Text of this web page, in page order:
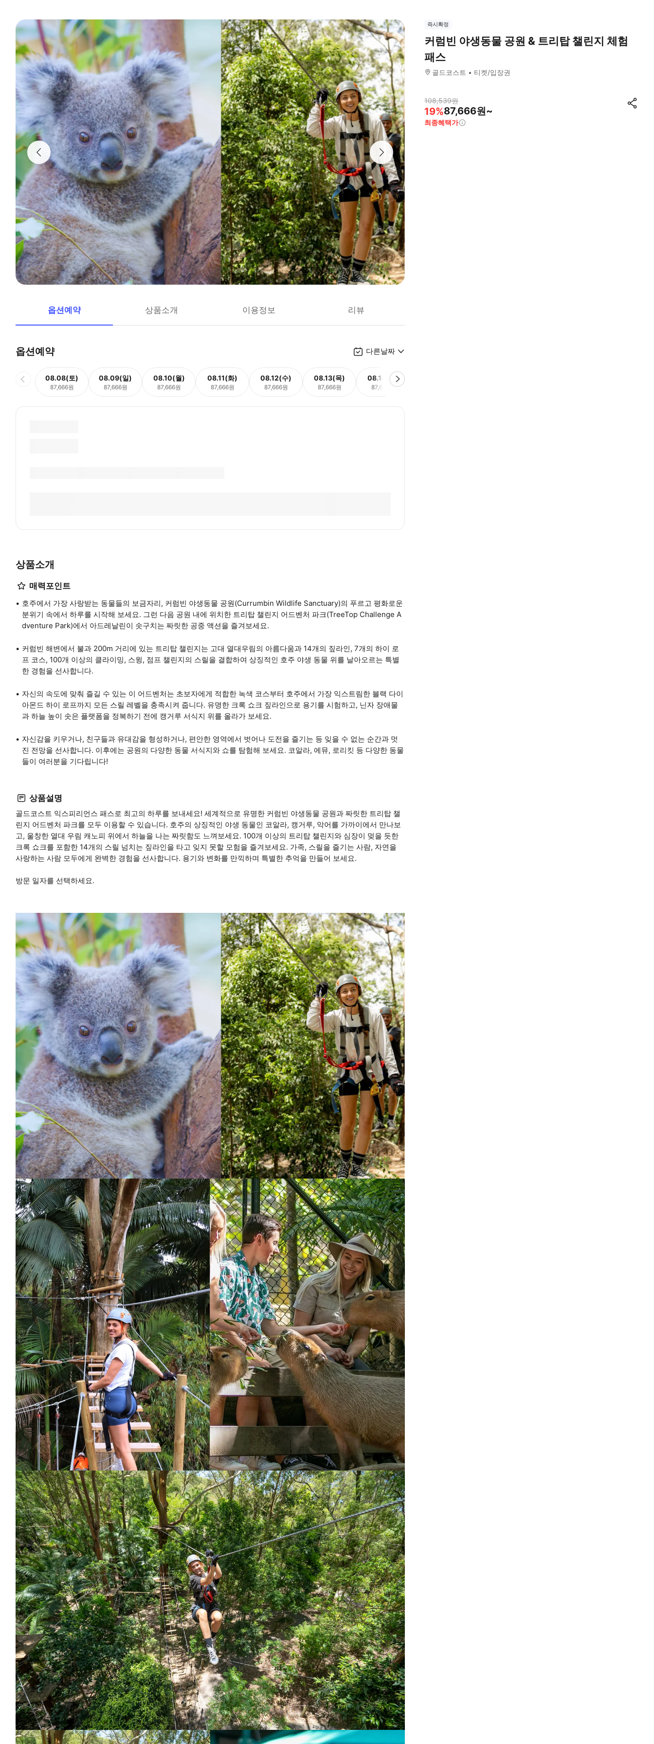
옵션예약 상품소개 이용정보 리뷰
옵션예약 다른날짜
08.08(토)
87,666원
08.09(일)
87,666원
08.10(월)
87,666원
08.11(화)
87,666원
08.12(수)
87,666원
08.13(목)
87,666원
08.14(금)
87,666원
상품소개
매력포인트
호주에서 가장 사랑받는 동물들의 보금자리, 커럼빈 야생동물 공원(Currumbin Wildlife Sanctuary)의 푸르고 평화로운
분위기 속에서 하루를 시작해 보세요. 그런 다음 공원 내에 위치한 트리탑 챌린지 어드벤처 파크(TreeTop Challenge A
dventure Park)에서 아드레날린이 솟구치는 짜릿한 공중 액션을 즐겨보세요.
커럼빈 해변에서 불과 200m 거리에 있는 트리탑 챌린지는 고대 열대우림의 아름다움과 14개의 짚라인, 7개의 하이 로
프 코스, 100개 이상의 클라이밍, 스윙, 점프 챌린지의 스릴을 결합하여 상징적인 호주 야생 동물 위를 날아오르는 특별
한 경험을 선사합니다.
자신의 속도에 맞춰 즐길 수 있는 이 어드벤처는 초보자에게 적합한 녹색 코스부터 호주에서 가장 익스트림한 블랙 다이
아몬드 하이 로프까지 모든 스릴 레벨을 충족시켜 줍니다. 유명한 크록 쇼크 짚라인으로 용기를 시험하고, 닌자 장애물
과 하늘 높이 솟은 플랫폼을 정복하기 전에 캥거루 서식지 위를 올라가 보세요.
자신감을 키우거나, 친구들과 유대감을 형성하거나, 편안한 영역에서 벗어나 도전을 즐기는 등 잊을 수 없는 순간과 멋
진 전망을 선사합니다. 이후에는 공원의 다양한 동물 서식지와 쇼를 탐험해 보세요. 코알라, 에뮤, 로리킷 등 다양한 동물
들이 여러분을 기다립니다!
상품설명
골드코스트 익스피리언스 패스로 최고의 하루를 보내세요! 세계적으로 유명한 커럼빈 야생동물 공원과 짜릿한 트리탑 챌
린지 어드벤처 파크를 모두 이용할 수 있습니다. 호주의 상징적인 야생 동물인 코알라, 캥거루, 악어를 가까이에서 만나보
고, 울창한 열대 우림 캐노피 위에서 하늘을 나는 짜릿함도 느껴보세요. 100개 이상의 트리탑 챌린지와 심장이 멎을 듯한
크록 쇼크를 포함한 14개의 스릴 넘치는 짚라인을 타고 잊지 못할 모험을 즐겨보세요. 가족, 스릴을 즐기는 사람, 자연을
사랑하는 사람 모두에게 완벽한 경험을 선사합니다. 용기와 변화를 만끽하며 특별한 추억을 만들어 보세요.
방문 일자를 선택하세요.
즉시확정
커럼빈 야생동물 공원 & 트리탑 챌린지 체험
패스
골드코스트 티켓/입장권
108,539원
19%87,666원~
최종혜택가